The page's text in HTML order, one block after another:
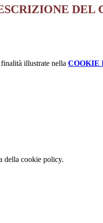
DEL
illustrate nella COOKIE
della cookie policy.